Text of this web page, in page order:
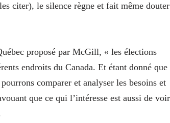
citer), le silence règne et fait même douter
proposé par McGill, « les élections
endroits du Canada. Et étant donné que
comparer et analyser les besoins et
que ce qui l’intéresse est aussi de voir